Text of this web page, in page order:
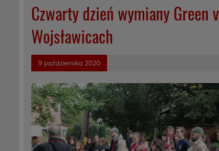
Czwarty dzień wymiany
Wojsławicach
9 października 2020